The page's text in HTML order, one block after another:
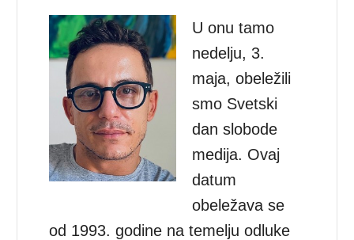
U onu tamo
nedelju, 3.
maja, obeležili
smo Svetski
dan slobode
medija. Ovaj
datum
obeležava se
od 1993. godine na temelju odluke